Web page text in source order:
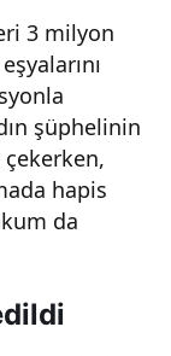
3 milyon
şüphelinin
hapis
da